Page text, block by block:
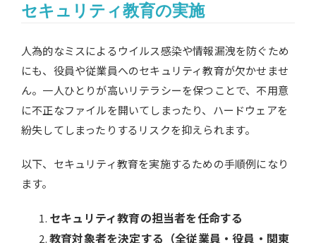
セキュリティ教育の実施
人為的なミスによるウイルス感染や情報漏洩を防ぐため
にも、役員や従業員へのセキュリティ教育が欠かせませ
ん。一人ひとりが高いリテラシーを保つことで、不用意
に不正なファイルを開いてしまったり、ハードウェアを
紛失してしまったりするリスクを抑えられます。
以下、セキュリティ教育を実施するための手順例になり
ます。
セキュリティ教育の担当者を任命する
教育対象者を決定する（全従業員・役員・関東